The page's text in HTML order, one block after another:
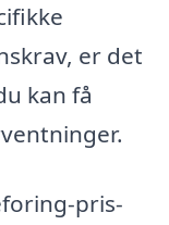
er det
kan få
pris-